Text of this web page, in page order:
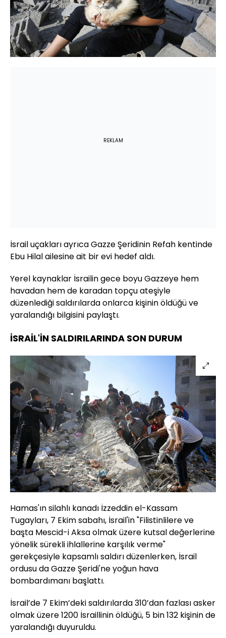
REKLAM
İsrail uçakları ayrıca Gazze Şeridinin Refah kentinde
Ebu Hilal ailesine ait bir evi hedef aldı.
Yerel kaynaklar İsrailin gece boyu Gazzeye hem
havadan hem de karadan topçu ateşiyle
düzenlediği saldırılarda onlarca kişinin öldüğü ve
yaralandığı bilgisini paylaştı.
İSRAİL'İN SALDIRILARINDA SON DURUM
Hamas'ın silahlı kanadı İzzeddin el-Kassam
Tugayları, 7 Ekim sabahı, İsrail'in "Filistinlilere ve
başta Mescid-i Aksa olmak üzere kutsal değerlerine
yönelik sürekli ihlallerine karşılık verme"
gerekçesiyle kapsamlı saldırı düzenlerken, İsrail
ordusu da Gazze Şeridi'ne yoğun hava
bombardımanı başlattı.
İsrail’de 7 Ekim’deki saldırılarda 310’dan fazlası asker
olmak üzere 1200 İsraillinin öldüğü, 5 bin 132 kişinin de
yaralandığı duyuruldu.